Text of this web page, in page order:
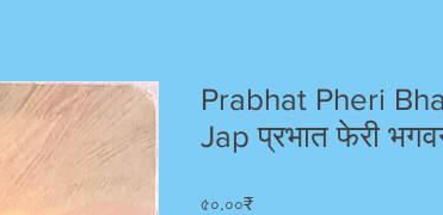
Prabhat Pheri
Jap प्रभात फेरी
৫০.০০₹Price